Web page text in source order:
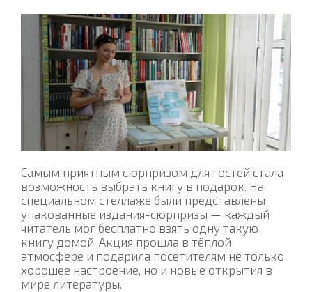
Самым приятным сюрпризом для гостей стала
возможность выбрать книгу в подарок. На
специальном стеллаже были представлены
упакованные издания-сюрпризы — каждый
читатель мог бесплатно взять одну такую
книгу домой. Акция прошла в тёплой
атмосфере и подарила посетителям не только
хорошее настроение, но и новые открытия в
мире литературы.